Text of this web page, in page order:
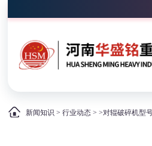
新闻知识 >行业动态 > >对辊破碎机型